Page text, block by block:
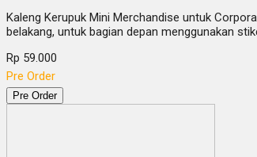
Kaleng Kerupuk Mini Merchandise untuk
belakang, untuk bagian depan menggunakan
Rp 59.000
Pre Order
Pre Order